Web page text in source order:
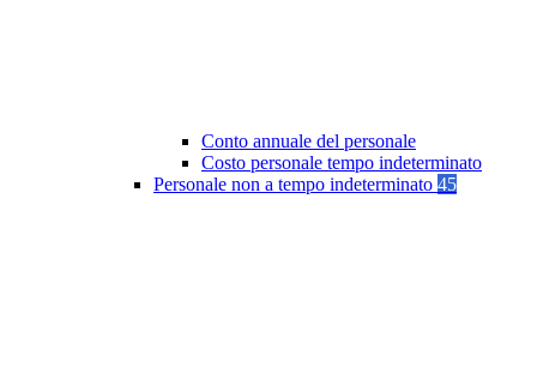
Conto annuale del personale
Costo personale tempo indeterminato
Personale non a tempo indeterminato 45